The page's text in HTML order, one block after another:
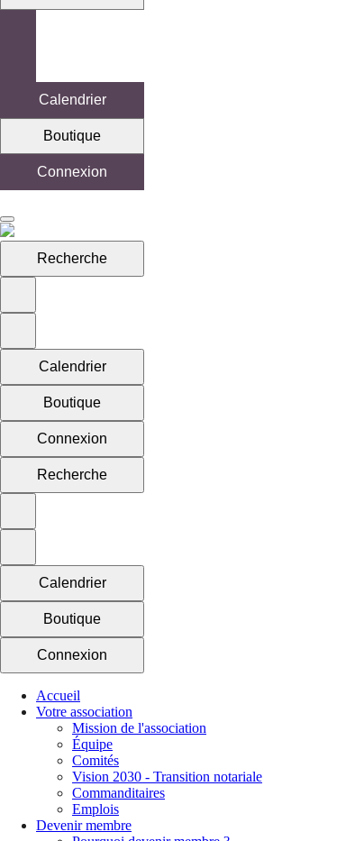
Calendrier
Boutique
Connexion
Recherche
Calendrier
Boutique
Connexion
Recherche
Calendrier
Boutique
Connexion
Accueil
Votre association
Mission de l'association
Équipe
Comités
Vision 2030 - Transition notariale
Commanditaires
Emplois
Devenir membre